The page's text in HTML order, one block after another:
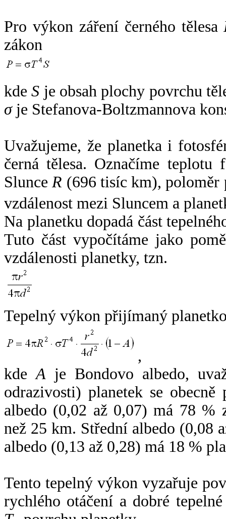
Pro výkon záření černého tělesa
zákon
kdeS je obsah plochy povrchu
σje Stefanova-Boltzmannova
Uvažujeme, že planetka i
černá tělesa. Označíme
SlunceR (696 tisíc km),
vzdálenost mezi Sluncem a
Na planetku dopadá část
Tuto část vypočítáme jako
vzdálenosti planetky, tzn.
Tepelný výkon přijímaný
,
kdeA je Bondovo albedo,
odrazivosti) planetek se
albedo (0,02 až 0,07) má 78 %
než 25 km. Střední albedo (0,08
albedo (0,13 až 0,28) má 18 %
Tento tepelný výkon vyzařuje
rychlého otáčení a dobré